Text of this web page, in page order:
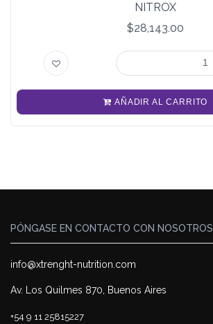
NITROX
$28,143.00
AÑADIR AL CARRITO
PÓNGASE EN CONTACTO CON NOSOTROS
info@xtrenght-nutrition.com
Av. Los Quilmes 870, Buenos Aires
+54 9 11 25815227